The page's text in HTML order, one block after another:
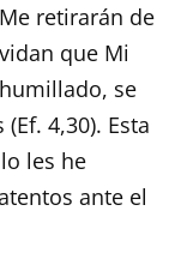
retirarán de
que Mi
se
4,30). Esta
les he
ante el